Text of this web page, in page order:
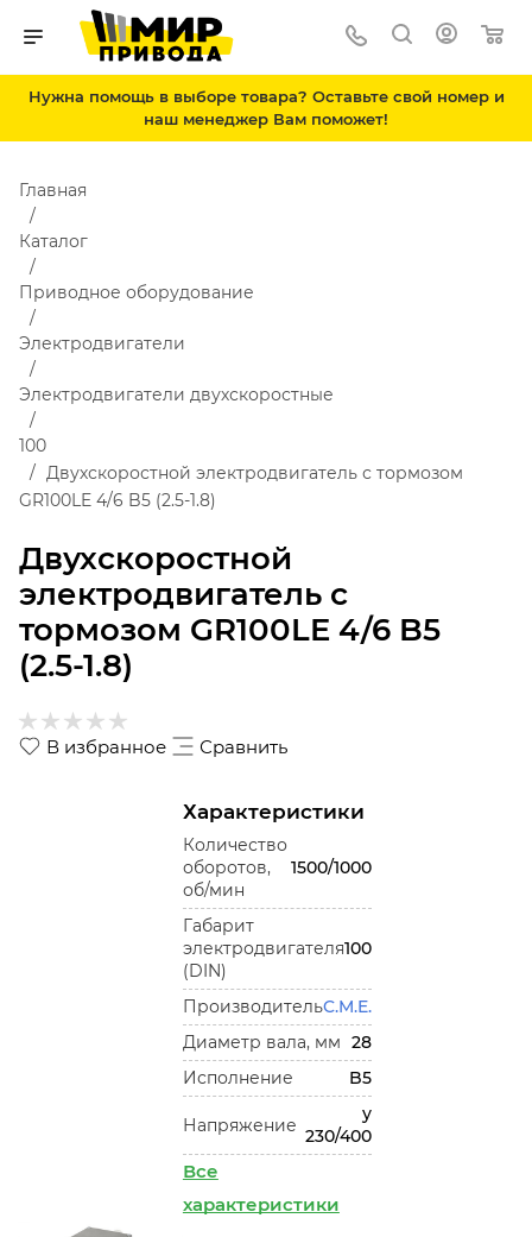
Нужна помощь в выборе товара? Оставьте свой номер и
наш менеджер Вам поможет!
Двухскоростной
электродвигатель с
тормозом GR100LE 4/6 B5
(2.5-1.8)
Главная
Каталог
Приводное оборудование
Электродвигатели
Электродвигатели двухскоростные
100
Двухскоростной электродвигатель с тормозом
GR100LE 4/6 B5 (2.5-1.8)
В избранное Сравнить
Характеристики
Количество
оборотов,
об/мин
1500/1000
Габарит
электродвигателя
(DIN)
100
ПроизводительC.M.E.
Диаметр вала, мм 28
Исполнение
B5
Напряжение
у
230/400
Все
характеристики